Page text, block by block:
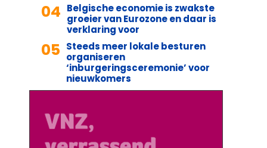
04 Belgische economie is zwakste
groeier van Eurozone en daar is
verklaring voor
05 Steeds meer lokale besturen
organiseren
‘inburgeringsceremonie’ voor
nieuwkomers